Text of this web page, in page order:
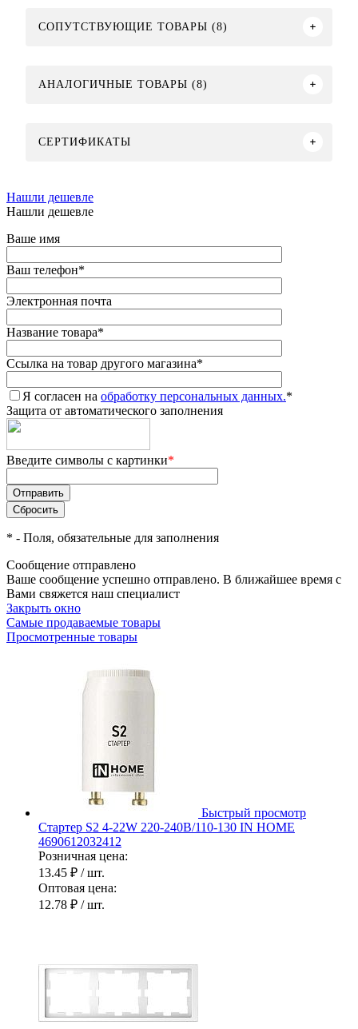
СОПУТСТВУЮЩИЕ ТОВАРЫ (8)
АНАЛОГИЧНЫЕ ТОВАРЫ (8)
СЕРТИФИКАТЫ
Нашли дешевле
Нашли дешевле
Ваше имя
Ваш телефон*
Электронная почта
Название товара*
Ссылка на товар другого магазина*
Я согласен на обработку персональных данных.*
Защита от автоматического заполнения
Введите символы с картинки*
* - Поля, обязательные для заполнения
Сообщение отправлено
Ваше сообщение успешно отправлено. В ближайшее время с
Вами свяжется наш специалист
Закрыть окно
Самые продаваемые товары
Просмотренные товары
Быстрый просмотр
Стартер S2 4-22W 220-240В/110-130 IN HOME
4690612032412
Розничная цена:
13.45 ₽ / шт.
Оптовая цена:
12.78 ₽ / шт.